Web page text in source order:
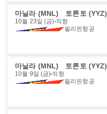
마닐라 (MNL) 토론토 (YYZ)
10월 23일 (금) 직항
필리핀항공
마닐라 (MNL) 토론토 (YYZ)
10월 9일 (금) 직항
필리핀항공